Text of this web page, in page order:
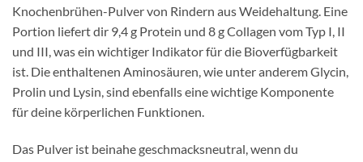
Knochenbrühen-Pulver von Rindern aus Weidehaltung. Eine
Portion liefert dir 9,4 g Protein und 8 g Collagen vom Typ I, II
und III, was ein wichtiger Indikator für die Bioverfügbarkeit
ist. Die enthaltenen Aminosäuren, wie unter anderem Glycin,
Prolin und Lysin, sind ebenfalls eine wichtige Komponente
für deine körperlichen Funktionen.
Das Pulver ist beinahe geschmacksneutral, wenn du